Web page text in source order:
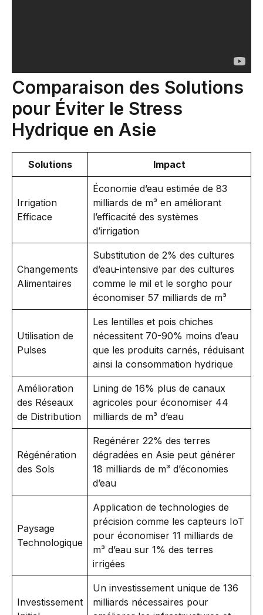
Comparaison des Solutions
pour Éviter le Stress
Hydrique en Asie
Solutions Impact
Irrigation
Efficace
Économie d’eau estimée de 83
milliards de m³ en améliorant
l’efficacité des systèmes
d’irrigation
Changements
Alimentaires
Substitution de 2% des cultures
d’eau-intensive par des cultures
comme le mil et le sorgho pour
économiser 57 milliards de m³
Utilisation de
Pulses
Les lentilles et pois chiches
nécessitent 70-90% moins d’eau
que les produits carnés, réduisant
ainsi la consommation hydrique
Amélioration
des Réseaux
de Distribution
Lining de 16% plus de canaux
agricoles pour économiser 44
milliards de m³ d’eau
Régénération
des Sols
Regénérer 22% des terres
dégradées en Asie peut générer
18 milliards de m³ d’économies
d’eau
Paysage
Technologique
Application de technologies de
précision comme les capteurs IoT
pour économiser 11 milliards de
m³ d’eau sur 1% des terres
irrigées
Investissement
Un investissement unique de 136
milliards nécessaires pour